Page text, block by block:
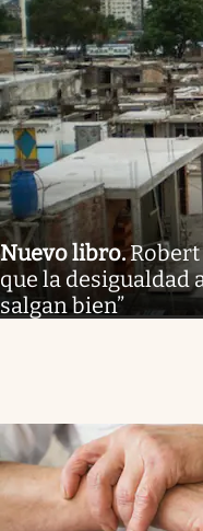
Nuevo libro.
que la desigualdad
salgan bien”